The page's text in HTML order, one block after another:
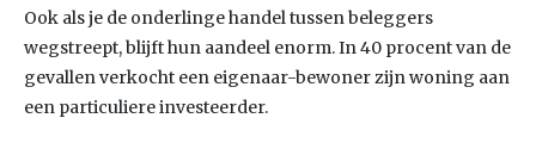
Ook als je de onderlinge handel tussen beleggers
wegstreept, blijft hun aandeel enorm. In 40 procent van de
gevallen verkocht een eigenaar-bewoner zijn woning aan
een particuliere investeerder.